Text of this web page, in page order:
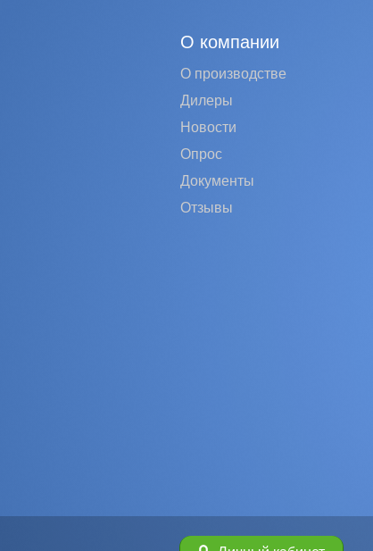
О компании
О производстве
Дилеры
Новости
Опрос
Документы
Отзывы